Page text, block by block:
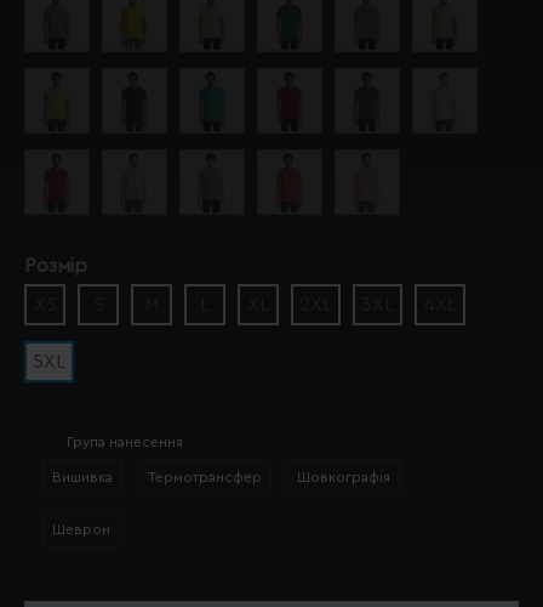
Розмір
5XL
Група нанесення
Вишивка Термотрансфер Шовкографія
Шеврон